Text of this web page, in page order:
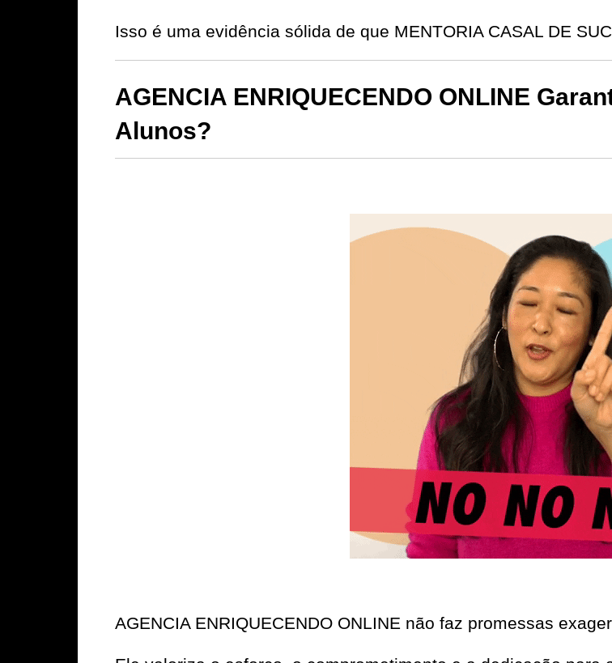
Isso é uma evidência sólida de que MENTORIA CASAL DE
AGENCIA ENRIQUECENDO ONLINE
Alunos?
AGENCIA ENRIQUECENDO ONLINE não faz promessas